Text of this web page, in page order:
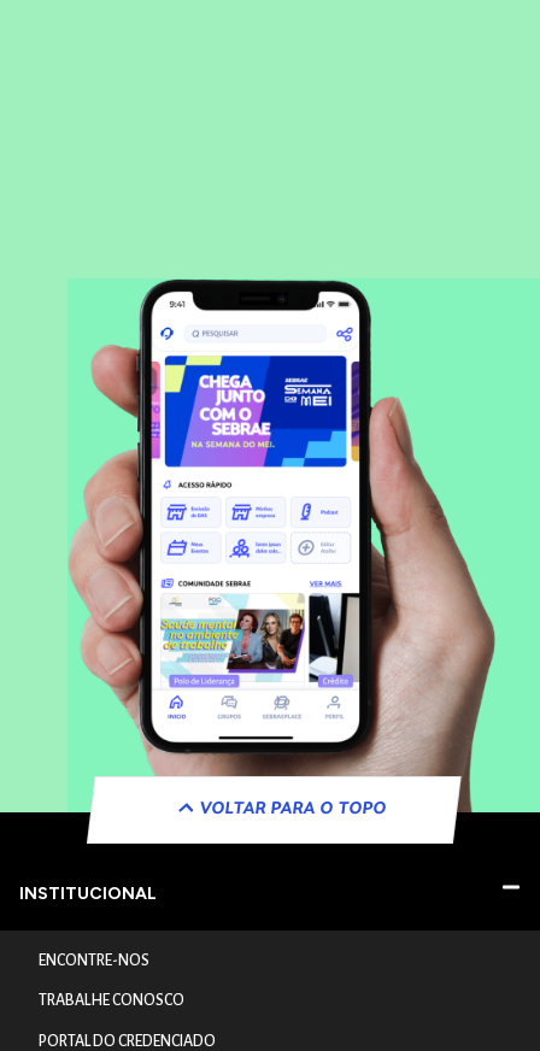
VOLTAR PARA O TOPO
INSTITUCIONAL
ENCONTRE-NOS
TRABALHE CONOSCO
PORTAL DO CREDENCIADO